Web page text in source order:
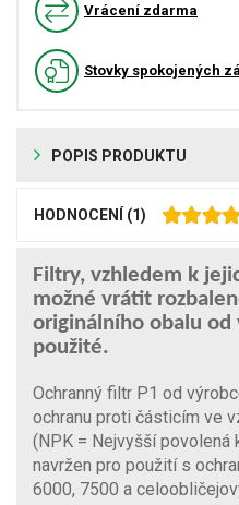
Vrácení zdarma
Stovky spokojených
POPIS PRODUKTU
HODNOCENÍ (1)
Filtry, vzhledem k
možné vrátit
originálního obalu od
použité.
Ochranný filtr P1 od
ochranu proti částicím ve
(NPK = Nejvyšší povolená
navržen pro použití s
6000, 7500 a